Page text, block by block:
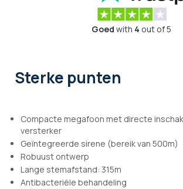
Goed with 4 out of 5
Sterke punten
Compacte megafoon met directe
versterker
Geïntegreerde sirene (bereik van 500m)
Robuust ontwerp
Lange stemafstand: 315m
Antibacteriële behandeling